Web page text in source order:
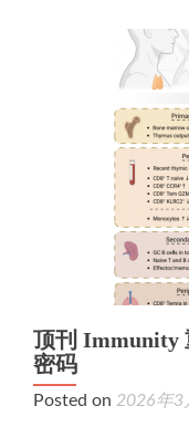
顶刊 Immunity
密码
Posted on 2026年3